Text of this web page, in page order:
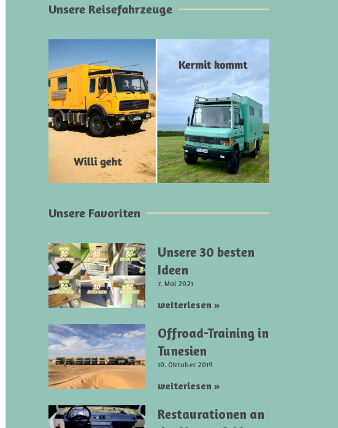
Unsere Reisefahrzeuge
Unsere Favoriten
Unsere 30 besten
Ideen
7. Mai 2021
weiterlesen »
Offroad-Training in
Tunesien
10. Oktober 2019
weiterlesen »
Restaurationen an